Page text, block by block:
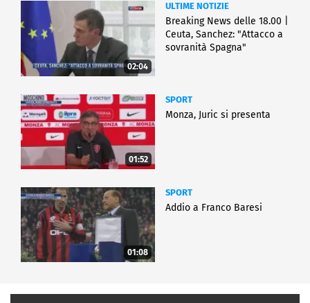
02:04
ULTIME NOTIZIE
Breaking News delle 18.00 |
Ceuta, Sanchez: "Attacco a
sovranità Spagna"
01:52
SPORT
Monza, Juric si presenta
01:08
SPORT
Addio a Franco Baresi